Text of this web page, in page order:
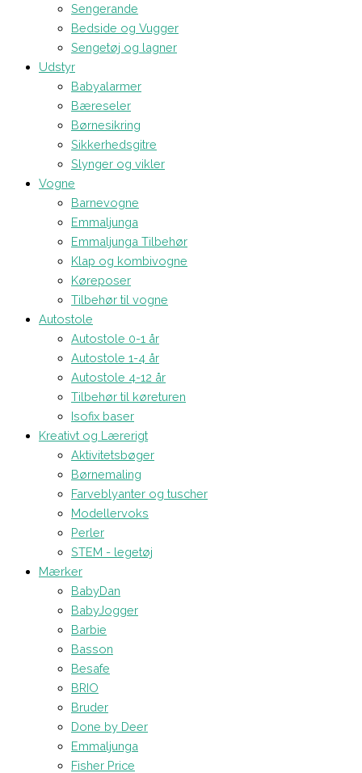
Sengerande
Bedside og Vugger
Sengetøj og lagner
Udstyr
Babyalarmer
Bæreseler
Børnesikring
Sikkerhedsgitre
Slynger og vikler
Vogne
Barnevogne
Emmaljunga
Emmaljunga Tilbehør
Klap og kombivogne
Køreposer
Tilbehør til vogne
Autostole
Autostole 0-1 år
Autostole 1-4 år
Autostole 4-12 år
Tilbehør til køreturen
Isofix baser
Kreativt og Lærerigt
Aktivitetsbøger
Børnemaling
Farveblyanter og tuscher
Modellervoks
Perler
STEM - legetøj
Mærker
BabyDan
BabyJogger
Barbie
Basson
Besafe
BRIO
Bruder
Done by Deer
Emmaljunga
Fisher Price